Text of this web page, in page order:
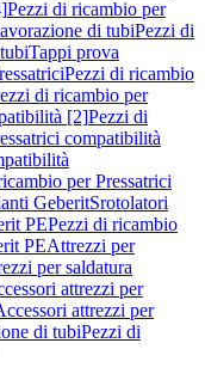
Pezzi di ricambio per
di tubiPezzi di
Tappi prova
Pezzi di ricambio
di ricambio per
[2]Pezzi di
compatibilità
per Pressatrici
GeberitSrotolatori
PEPezzi di ricambio
PEAttrezzi per
per saldatura
attrezzi per
attrezzi per
di tubiPezzi di